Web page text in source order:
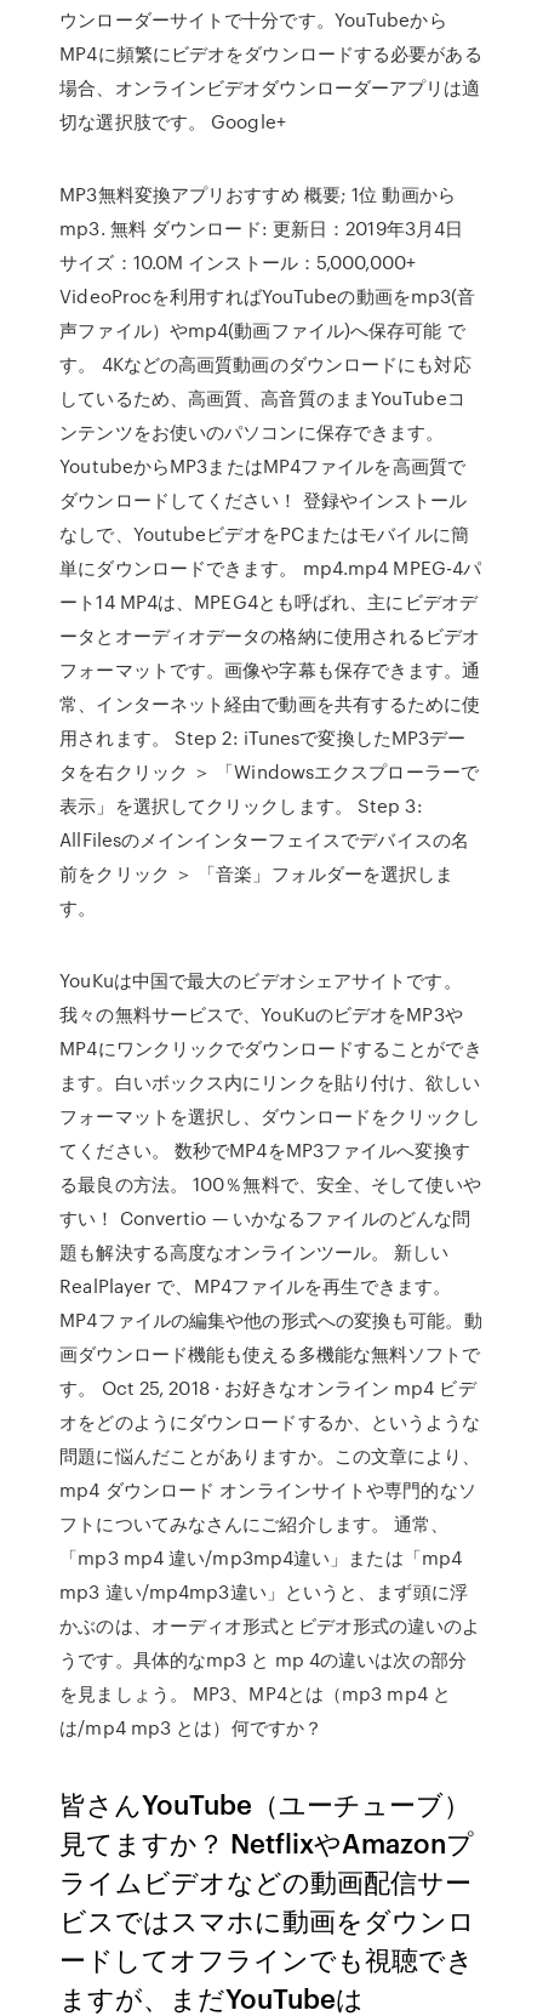
ウンローダーサイトで十分です。YouTubeから
MP4に頻繁にビデオをダウンロードする必要がある
場合、オンラインビデオダウンローダーアプリは適
切な選択肢です。 Google+
MP3無料変換アプリおすすめ 概要; 1位 動画から
mp3. 無料 ダウンロード: 更新日：2019年3月4日
サイズ：10.0M インストール：5,000,000+
VideoProcを利用すればYouTubeの動画をmp3(音
声ファイル）やmp4(動画ファイル)へ保存可能 で
す。 4Kなどの高画質動画のダウンロードにも対応
しているため、高画質、高音質のままYouTubeコ
ンテンツをお使いのパソコンに保存できます。
YoutubeからMP3またはMP4ファイルを高画質で
ダウンロードしてください！ 登録やインストール
なしで、YoutubeビデオをPCまたはモバイルに簡
単にダウンロードできます。 mp4.mp4 MPEG-4パ
ート14 MP4は、MPEG4とも呼ばれ、主にビデオデ
ータとオーディオデータの格納に使用されるビデオ
フォーマットです。画像や字幕も保存できます。通
常、インターネット経由で動画を共有するために使
用されます。 Step 2: iTunesで変換したMP3デー
タを右クリック ＞ 「Windowsエクスプローラーで
表示」を選択してクリックします。 Step 3:
AllFilesのメインインターフェイスでデバイスの名
前をクリック ＞ 「音楽」フォルダーを選択しま
す。
YouKuは中国で最大のビデオシェアサイトです。
我々の無料サービスで、YouKuのビデオをMP3や
MP4にワンクリックでダウンロードすることができ
ます。白いボックス内にリンクを貼り付け、欲しい
フォーマットを選択し、ダウンロードをクリックし
てください。 数秒でMP4をMP3ファイルへ変換す
る最良の方法。 100％無料で、安全、そして使いや
すい！ Convertio — いかなるファイルのどんな問
題も解決する高度なオンラインツール。 新しい
RealPlayer で、MP4ファイルを再生できます。
MP4ファイルの編集や他の形式への変換も可能。動
画ダウンロード機能も使える多機能な無料ソフトで
す。 Oct 25, 2018 · お好きなオンライン mp4 ビデ
オをどのようにダウンロードするか、というような
問題に悩んだことがありますか。この文章により、
mp4 ダウンロード オンラインサイトや専門的なソ
フトについてみなさんにご紹介します。 通常、
「mp3 mp4 違い/mp3mp4違い」または「mp4
mp3 違い/mp4mp3違い」というと、まず頭に浮
かぶのは、オーディオ形式とビデオ形式の違いのよ
うです。具体的なmp3 と mp 4の違いは次の部分
を見ましょう。 MP3、MP4とは（mp3 mp4 と
は/mp4 mp3 とは）何ですか？
皆さんYouTube（ユーチューブ）
見てますか？ NetflixやAmazonプ
ライムビデオなどの動画配信サー
ビスではスマホに動画をダウンロ
ードしてオフラインでも視聴でき
ますが、まだYouTubeは